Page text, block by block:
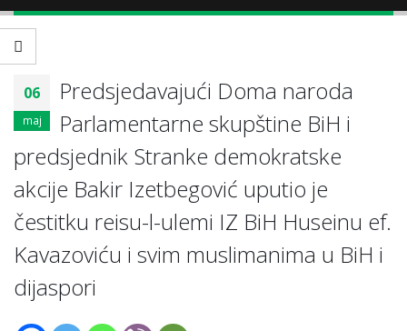
06
maj
Predsjedavajući Doma naroda
Parlamentarne skupštine BiH i
predsjednik Stranke demokratske
akcije Bakir Izetbegović uputio je
čestitku reisu-l-ulemi IZ BiH Huseinu ef.
Kavazoviću i svim muslimanima u BiH i
dijaspori